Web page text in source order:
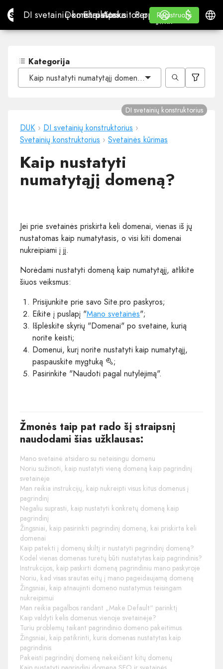
Site.proDI svetainių konstruktorius
DI svetainių konstruktorius
Domenai
DomenaiEl. paštas
El. paštasApskaitos programa
Apskaitos programa
Perpardavėjams
„WHITE LABEL“
Mokymasis
Mokymasis
Registruotis
Registruotis
Prisijungti
$
$
Kategorija
Kaip nustatyti numatytąjį domeną?
DUK › DI svetainių konstruktorius ›
Svetainių konstruktorius › Svetainės kūrimas
DI svetainių konstruktorius
Kaip nustatyti
numatytąjį domeną?
Jei prie svetainės priskirta keli domenai, vienas iš jų
nustatomas kaip numatytasis, o visi kiti domenai
nukreipiami į jį.
Norėdami nustatyti domeną kaip numatytąjį, atlikite
šiuos veiksmus:
Prisijunkite prie savo Site.pro paskyros;
Eikite į puslapį "Mano svetainės";
Išplėskite skyrių "Domenai" po svetaine, kurią
norite keisti;
Domenui, kurį norite nustatyti kaip numatytąjį,
paspauskite mygtuką
;
Pasirinkite "Naudoti pagal nutylėjimą".
Žmonės taip pat rado šį straipsnį
naudodami šias užklausas:
Mano svetainė atsidaro su neteisingu domenu
Noriu sužinoti, kaip nustatyti vieną domeną kaip pagrindinį
svetainėje
Man reikia instrukcijų, kaip nukreipti visus kitus domenus į
pagrindinį
Negaliu suprasti, kaip nustatyti konkretų domeną kaip
pagrindinį
Žingsniai, kaip pasirinkti pagrindinį domeną, kai priskirta keli
domenai
Kaip patekti į domenų skiltį ir nustatyti pagrindinį domeną?
Kodėl vienas domenas turėtų būti nustatytas kaip pagrindinis?
Instrukcijos, kaip paskirti domeną pagrindiniu mano paskyroje
Noriu, kad visas srautas eitų į mano pageidaujamą domeną
Žingsniai, kaip atnaujinti domeno nustatymus teisingam
nukreipimui
Man reikia pagalbos randant „Make Default“ parinktį
Kaip valdyti kelis domenus vienoje svetainėje?
Turiu problemų taikant pagrindinio domeno pakeitimus
Žingsniai, kaip patikrinti, kuris domenas nustatytas kaip
pagrindinis
Pakeisti pagrindinį domeną nekeičiant kitų domenų